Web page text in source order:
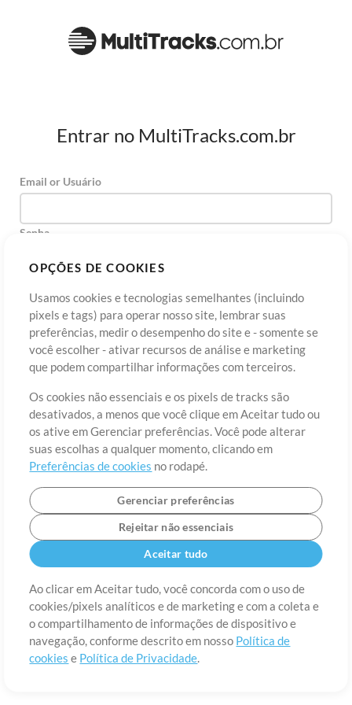
OPÇÕES DE COOKIES
Usamos cookies e tecnologias semelhantes (incluindo
pixels e tags) para operar nosso site, lembrar suas
preferências, medir o desempenho do site e - somente se
você escolher - ativar recursos de análise e marketing
que podem compartilhar informações com terceiros.
Os cookies não essenciais e os pixels de tracks são
desativados, a menos que você clique em Aceitar tudo ou
os ative em Gerenciar preferências. Você pode alterar
suas escolhas a qualquer momento, clicando em
Preferências de cookies no rodapé.
Gerenciar preferências
Rejeitar não essenciais
Aceitar tudo
Ao clicar em Aceitar tudo, você concorda com o uso de
cookies/pixels analíticos e de marketing e com a coleta e
o compartilhamento de informações de dispositivo e
navegação, conforme descrito em nosso Política de
cookies e Política de Privacidade.
Entrar no MultiTracks.com.br
Email or Usuário
Senha
Cadastre-seEsqueceu sua senha?
Termos de Uso Política de Privacidade
Preferências de
Contato
©2006-2026 por MultiTracks LLC. Todos os Direitos Reservados.